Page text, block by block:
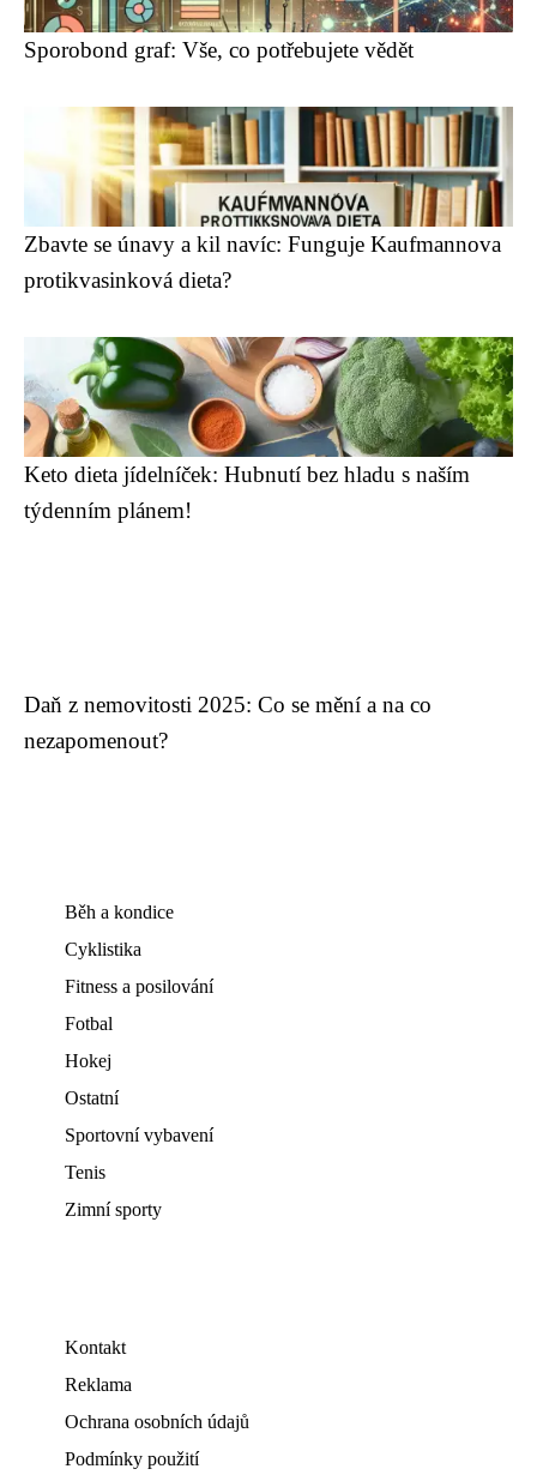
Sporobond graf: Vše, co potřebujete vědět
Zbavte se únavy a kil navíc: Funguje Kaufmannova
protikvasinková dieta?
Keto dieta jídelníček: Hubnutí bez hladu s naším
týdenním plánem!
Daň z nemovitosti 2025: Co se mění a na co
nezapomenout?
Běh a kondice
Cyklistika
Fitness a posilování
Fotbal
Hokej
Ostatní
Sportovní vybavení
Tenis
Zimní sporty
Kontakt
Reklama
Ochrana osobních údajů
Podmínky použití